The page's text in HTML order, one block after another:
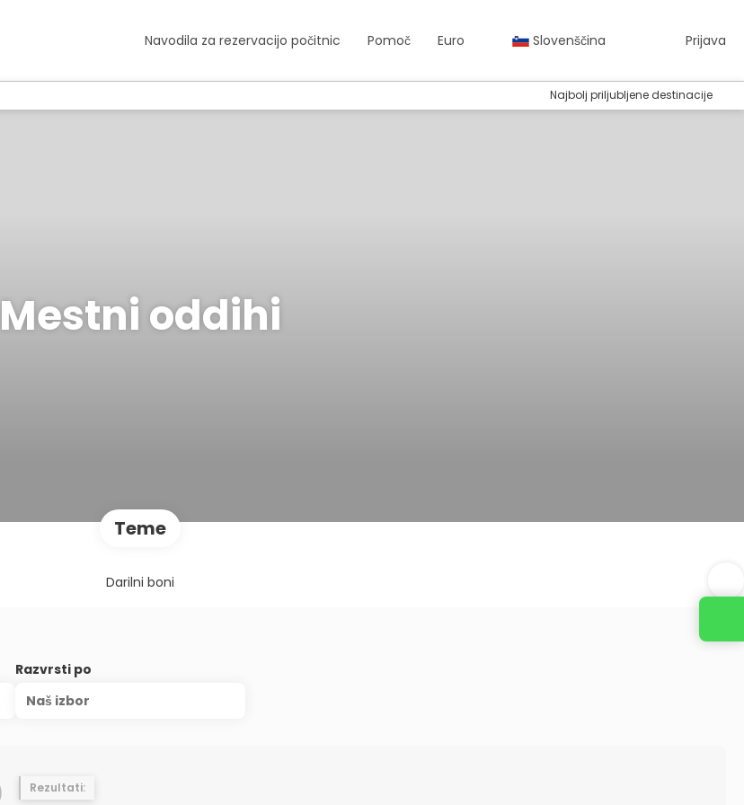
Navodila za rezervacijo počitnic Pomoč Euro Slovenščina Prijava
Najbolj priljubljene destinacije
Mestni oddihi
Teme
Darilni boni
Razvrsti po
Naš izbor
Rezultati: